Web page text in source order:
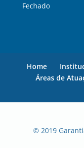
Fechado
Home
Áreas de
© 2019